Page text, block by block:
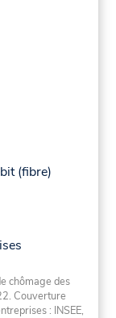
(fibre)
chômage des
Couverture
: INSEE,